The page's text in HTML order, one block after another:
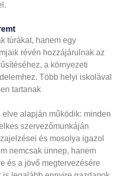
túrákat, hanem egy
révén hozzájárulnak az
a környezeti
Több helyi iskolával
tartanak
alapján működik: minden
szervezőmunkáján
és mosolya igazol
nemcsak ünnep, hanem
és a jövő megtervezésére